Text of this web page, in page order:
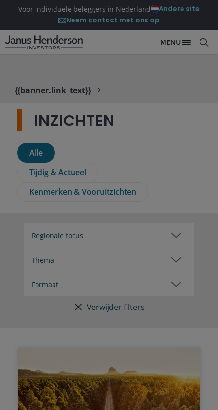
Voor individuele beleggers in Nederland
Andere site
Neem contact met ons op
MENU
{{banner.link_text}}
INZICHTEN
Alle
Tijdig & Actueel
Kenmerken & Vooruitzichten
Verwijder filters